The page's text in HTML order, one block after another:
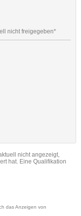
nicht freigegeben*
nicht angezeigt,
hat. Eine Qualifikation
das Anzeigen von